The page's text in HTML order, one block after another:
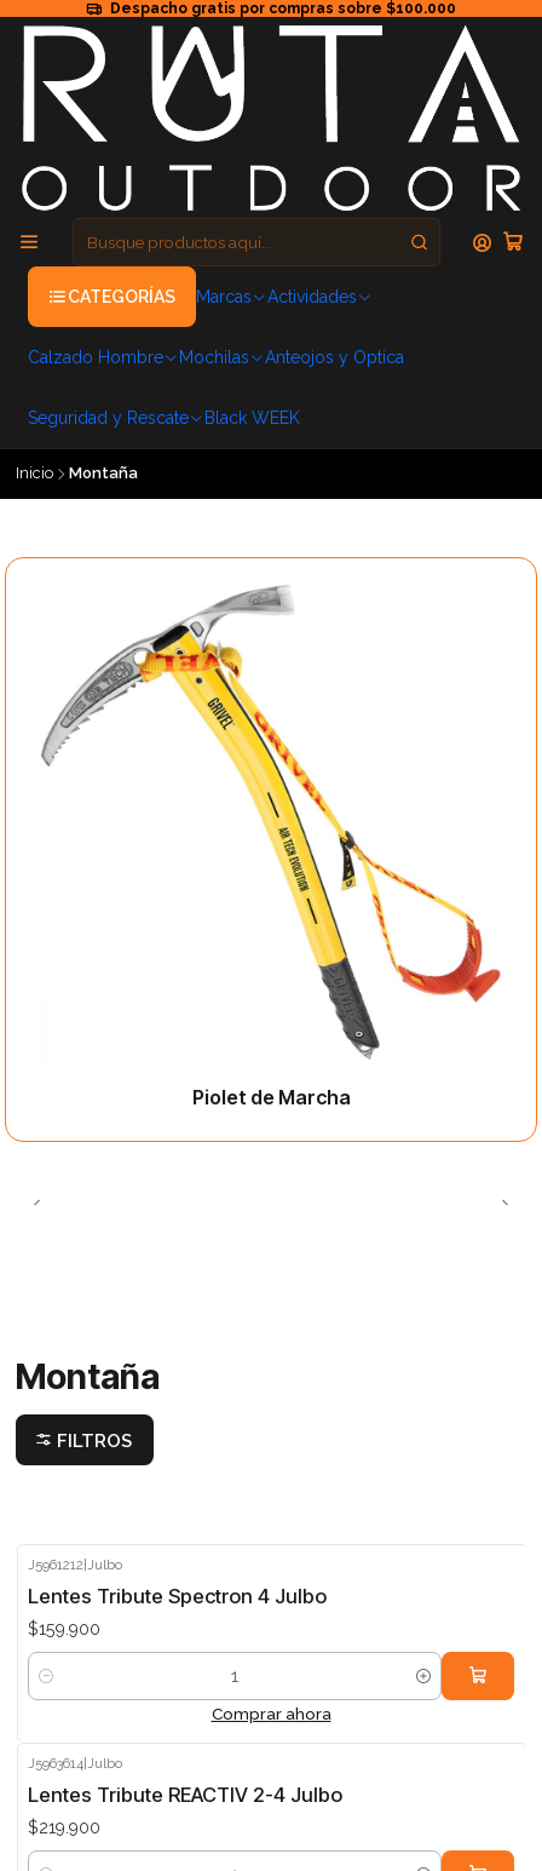
Despacho gratis por compras sobre $100.000
CATEGORÍAS Marcas Actividades
Calzado Hombre Mochilas Anteojos y Optica
Seguridad y Rescate Black WEEK
Inicio Montaña
Piolet de Marcha
Montaña
FILTROS
J5961212 |Julbo
Lentes Tribute Spectron 4 Julbo
$159.900
Cantidad
Comprar ahora
J5963614|Julbo
Lentes Tribute REACTIV 2-4 Julbo
$219.900